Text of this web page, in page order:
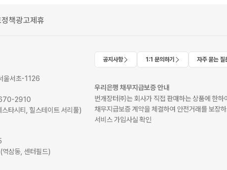
책광고제휴
울서초-1126
2910
타시티, 힐스테이트 서리풀)
삼동, 센터필드)
공지사항 1:1 문의하기 자주 묻는 질
우리은행 채무지급보증 안내
번개장터㈜는 회사가 직접 판매하는 상품에 한
채무지급보증 계약을 체결하여 안전거래를 보장
서비스 가입사실 확인